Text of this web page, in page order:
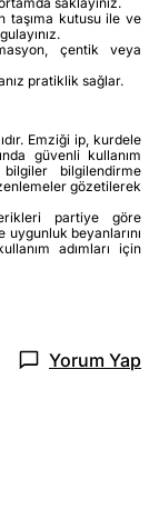
taşıma kutusu ile ve
çentik veya
pratiklik sağlar.
Emziği ip, kurdele
güvenli kullanım
bilgilendirme
gözetilerek
partiye göre
beyanlarını
adımları için
Yorum Yap